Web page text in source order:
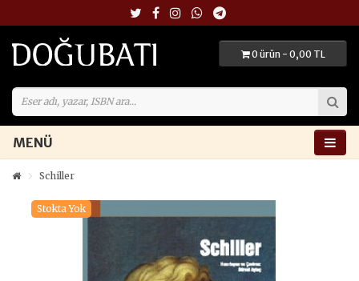
0 ürün - 0,00 TL
MENÜ
Schiller
Stokta Yok